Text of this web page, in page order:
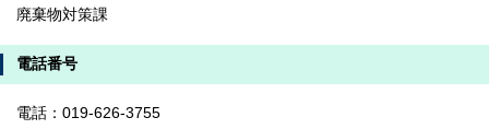
廃棄物対策課
電話番号
電話：019-626-3755